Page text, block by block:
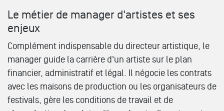
Le métier de manager d'artistes et ses
enjeux
Complément indispensable du directeur artistique, le
manager guide la carrière d'un artiste sur le plan
financier, administratif et légal. Il négocie les contrats
avec les maisons de production ou les organisateurs de
festivals, gère les conditions de travail et de